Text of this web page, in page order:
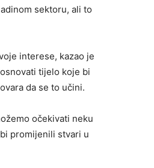
sektoru, ali to
interese, kazao je
tijelo koje bi
da se to učini.
očekivati neku
promijenili stvari u